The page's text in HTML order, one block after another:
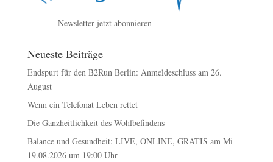
Newsletter jetzt abonnieren
Neueste Beiträge
Endspurt für den B2Run Berlin: Anmeldeschluss am 26.
August
Wenn ein Telefonat Leben rettet
Die Ganzheitlichkeit des Wohlbefindens
Balance und Gesundheit: LIVE, ONLINE, GRATIS am Mi
19.08.2026 um 19:00 Uhr